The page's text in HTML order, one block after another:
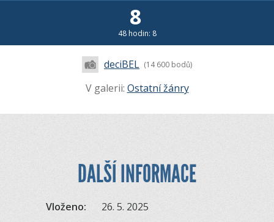
8
48 hodin: 8
deciBEL (14 600 bodů)
V galerii: Ostatní žánry
DALŠÍ INFORMACE
Vloženo:
26. 5. 2025